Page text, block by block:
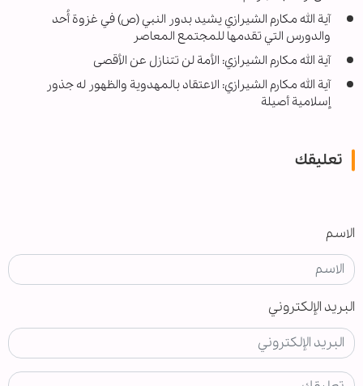
آية الله مكارم الشيرازي يشيد بدور النبي (ص) في غزوة أُحد
والدورس التي تقدمها للمجتمع المعاصر
آية الله مكارم الشيرازي: الأمة لن تتنازل عن الأقصى
آية الله مكارم الشيرازي: الاعتقاد بالمهدوية والظهور له جذور
إسلامية أصيلة
تعليقك
الاسم
البريد الإلكتروني